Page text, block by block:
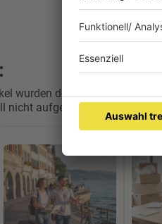
wurden dem Unternehmen
nicht aufgearbeitet worden.